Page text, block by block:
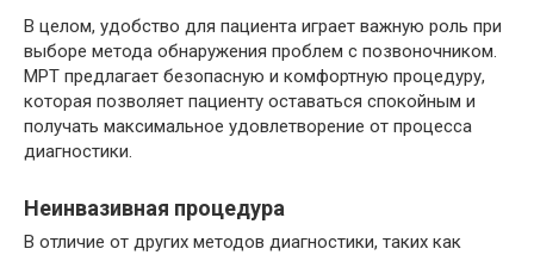
В целом, удобство для пациента играет важную роль при
выборе метода обнаружения проблем с позвоночником.
МРТ предлагает безопасную и комфортную процедуру,
которая позволяет пациенту оставаться спокойным и
получать максимальное удовлетворение от процесса
диагностики.
Неинвазивная процедура
В отличие от других методов диагностики, таких как